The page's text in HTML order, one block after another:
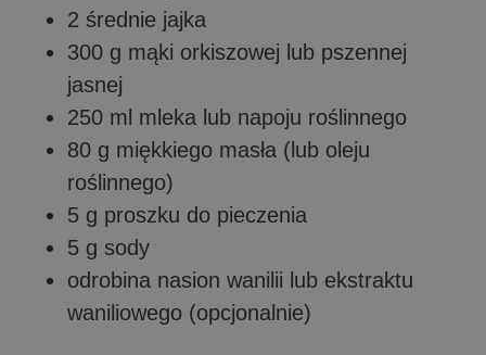
2 średnie jajka
300 g mąki orkiszowej lub pszennej
jasnej
250 ml mleka lub napoju roślinnego
80 g miękkiego masła (lub oleju
roślinnego)
5 g proszku do pieczenia
5 g sody
odrobina nasion wanilii lub ekstraktu
waniliowego (opcjonalnie)